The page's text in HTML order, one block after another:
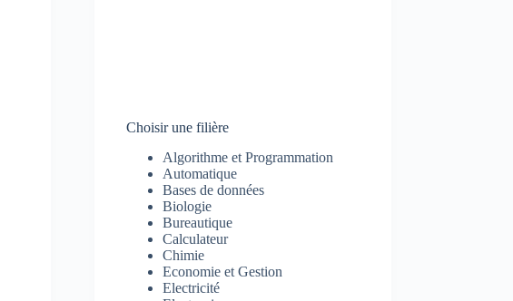
Choisir une filière
Algorithme et Programmation
Automatique
Bases de données
Biologie
Bureautique
Calculateur
Chimie
Economie et Gestion
Electricité